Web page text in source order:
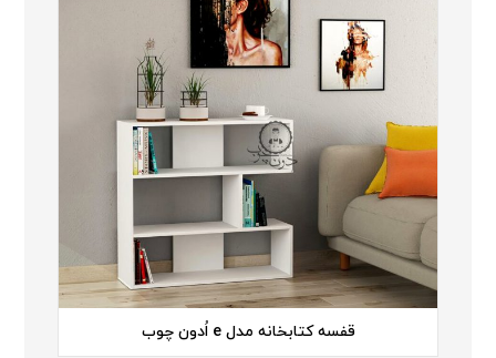
قفسه کتابخانه مدل e اُدون چوب